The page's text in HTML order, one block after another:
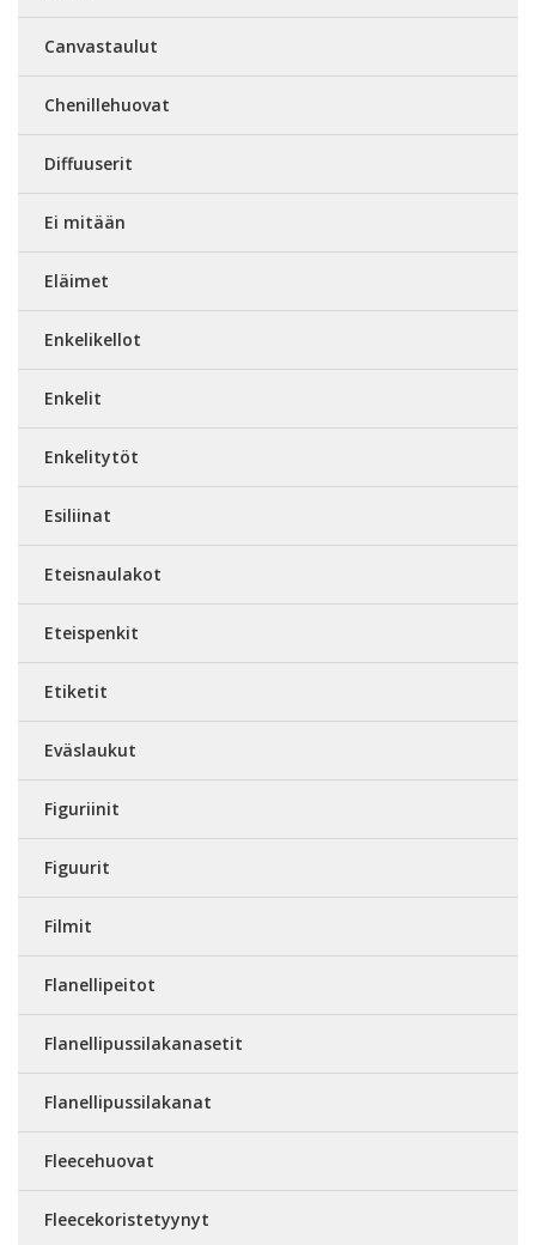
Canvastaulut
Chenillehuovat
Diffuuserit
Ei mitään
Eläimet
Enkelikellot
Enkelit
Enkelitytöt
Esiliinat
Eteisnaulakot
Eteispenkit
Etiketit
Eväslaukut
Figuriinit
Figuurit
Filmit
Flanellipeitot
Flanellipussilakanasetit
Flanellipussilakanat
Fleecehuovat
Fleecekoristetyynyt